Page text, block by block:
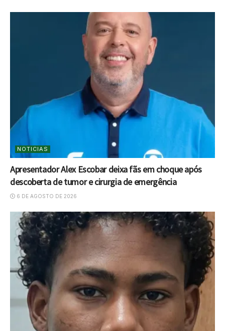
NOTICIAS
Apresentador Alex Escobar deixa fãs em choque após
descoberta de tumor e cirurgia de emergência
6 DE AGOSTO DE 2026